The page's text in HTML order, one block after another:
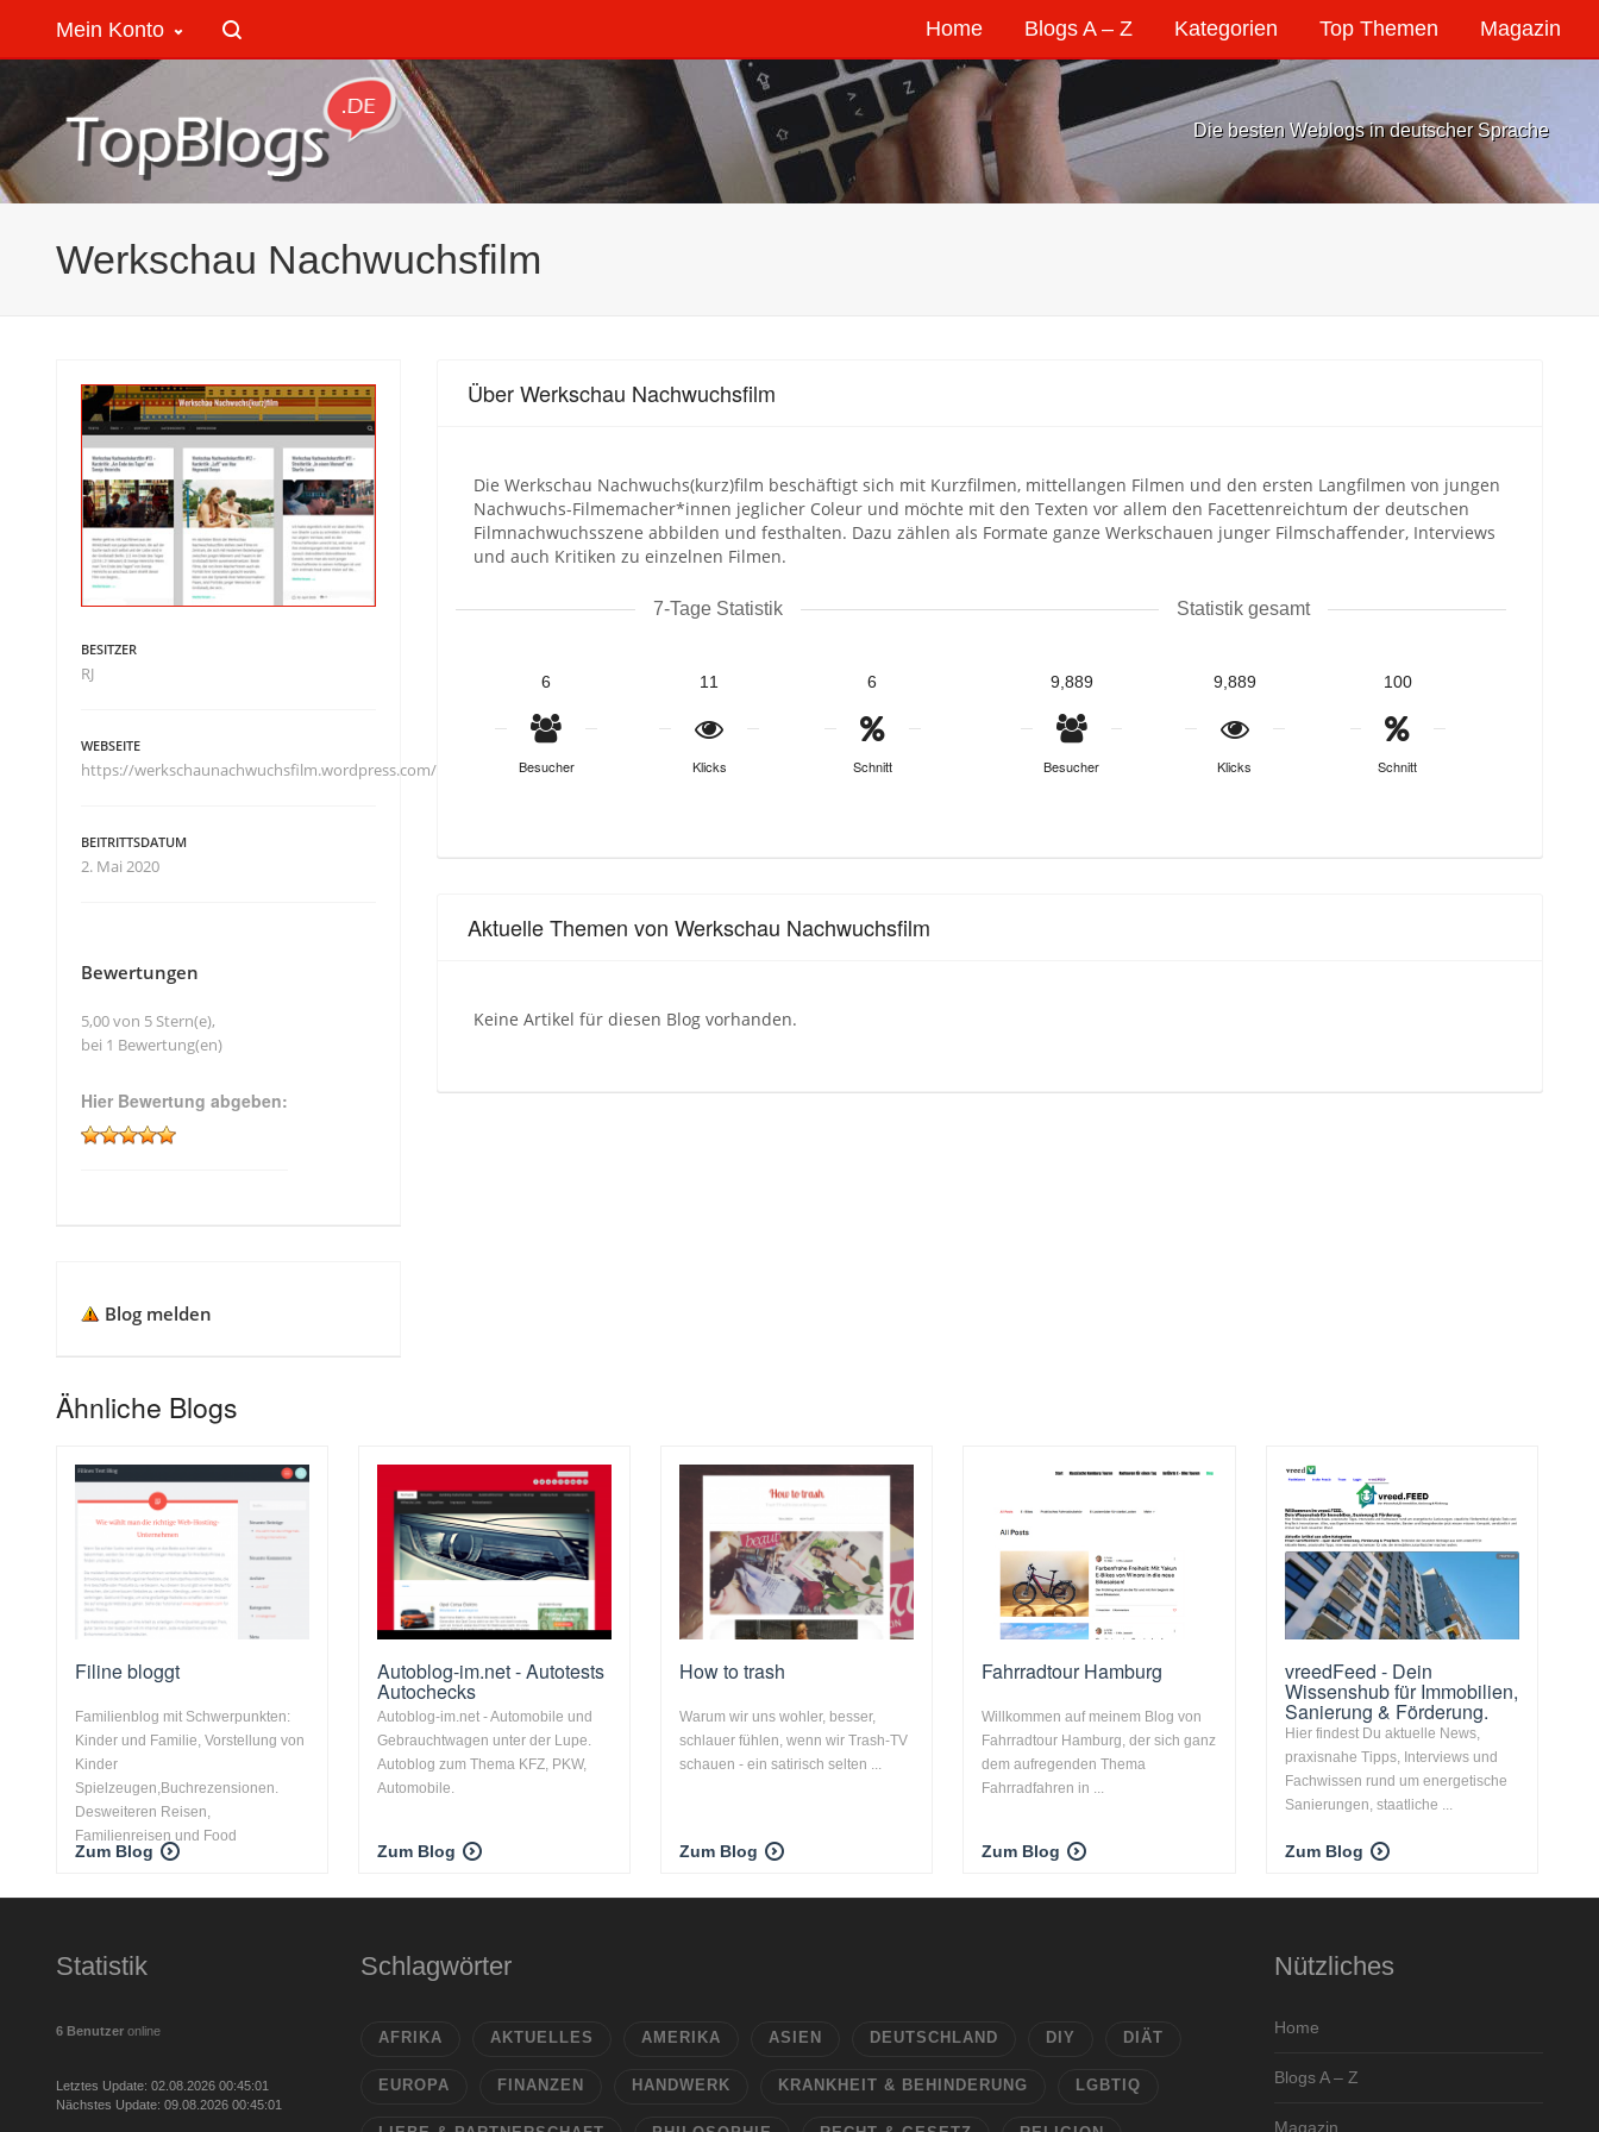
Home Blogs A – Z Kategorien Top Themen Magazin
Mein Konto
Die besten Weblogs in deutscher Sprache
Werkschau Nachwuchsfilm
Über Werkschau Nachwuchsfilm
Die Werkschau Nachwuchs(kurz)film beschäftigt sich mit Kurzfilmen, mittellangen Filmen und den ersten Langfilmen von jungen
Nachwuchs-Filmemacher*innen jeglicher Coleur und möchte mit den Texten vor allem den Facettenreichtum der deutschen
Filmnachwuchsszene abbilden und festhalten. Dazu zählen als Formate ganze Werkschauen junger Filmschaffender, Interviews
und auch Kritiken zu einzelnen Filmen.
7-Tage Statistik
6
Besucher
11
Klicks
6
Schnitt
Statistik gesamt
9,889
Besucher
9,889
Klicks
100
Schnitt
Aktuelle Themen von Werkschau Nachwuchsfilm
Keine Artikel für diesen Blog vorhanden.
BESITZER
RJ
WEBSEITE
https://werkschaunachwuchsfilm.wordpress.com/
BEITRITTSDATUM
2. Mai 2020
Bewertungen
5,00 von 5 Stern(e),
bei 1 Bewertung(en)
Hier Bewertung abgeben:
Blog melden
Ähnliche Blogs
Filine bloggt
Familienblog mit Schwerpunkten:
Kinder und Familie, Vorstellung von
Kinder
Spielzeugen,Buchrezensionen.
Desweiteren Reisen,
Familienreisen und Food
Zum Blog
Autoblog-im.net - Autotests
Autochecks
Autoblog-im.net - Automobile und
Gebrauchtwagen unter der Lupe.
Autoblog zum Thema KFZ, PKW,
Automobile.
Zum Blog
How to trash
Warum wir uns wohler, besser,
schlauer fühlen, wenn wir Trash-TV
schauen - ein satirisch selten ...
Zum Blog
Fahrradtour Hamburg
Willkommen auf meinem Blog von
Fahrradtour Hamburg, der sich ganz
dem aufregenden Thema
Fahrradfahren in ...
Zum Blog
vreedFeed - Dein
Wissenshub für Immobilien,
Sanierung & Förderung.
Hier findest Du aktuelle News,
praxisnahe Tipps, Interviews und
Fachwissen rund um energetische
Sanierungen, staatliche ...
Zum Blog
Statistik
6 Benutzer online
Letztes Update: 02.08.2026 00:45:01
Nächstes Update: 09.08.2026 00:45:01
Schlagwörter
AFRIKA AKTUELLES AMERIKA ASIEN DEUTSCHLAND DIY DIÄT
EUROPA FINANZEN HANDWERK KRANKHEIT & BEHINDERUNG LGBTIQ
Nützliches
Home
Blogs A – Z
Magazin